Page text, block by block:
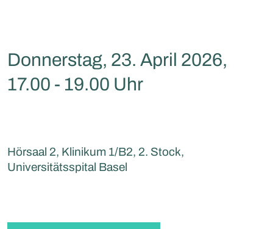
Donnerstag, 23. April 2026,
17.00 - 19.00 Uhr
Hörsaal 2, Klinikum 1/B2, 2. Stock,
Universitätsspital Basel